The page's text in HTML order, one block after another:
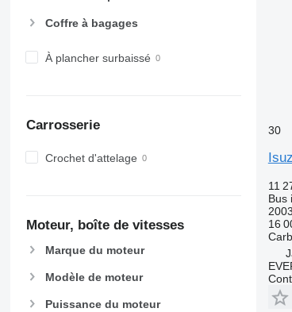
Coffre à bagages
À plancher surbaissé
Carrosserie
Crochet d'attelage
Moteur, boîte de vitesses
Marque du moteur
Modèle de moteur
Puissance du moteur
30
11
Bus
2003
16